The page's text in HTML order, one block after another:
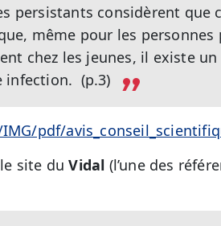
persistants considèrent que
même pour les personnes
chez les jeunes, il existe
infection. (p.3)
pdf/
site duVidal (l’une des